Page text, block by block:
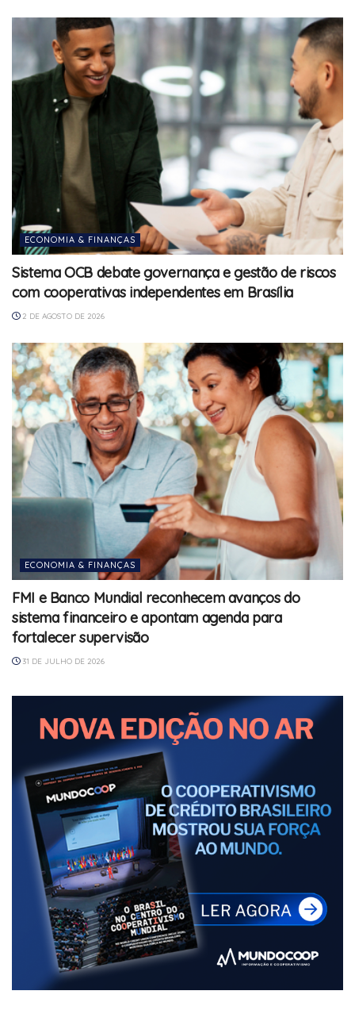
ECONOMIA & FINANÇAS
Sistema OCB debate governança e gestão de riscos
com cooperativas independentes em Brasília
2 DE AGOSTO DE 2026
ECONOMIA & FINANÇAS
FMI e Banco Mundial reconhecem avanços do
sistema financeiro e apontam agenda para
fortalecer supervisão
31 DE JULHO DE 2026